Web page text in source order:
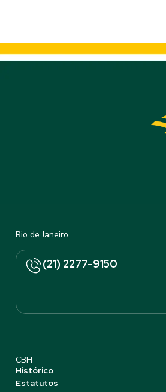
Rio de Janeiro
(21) 2277-9150
CBH
Histórico
Estatutos